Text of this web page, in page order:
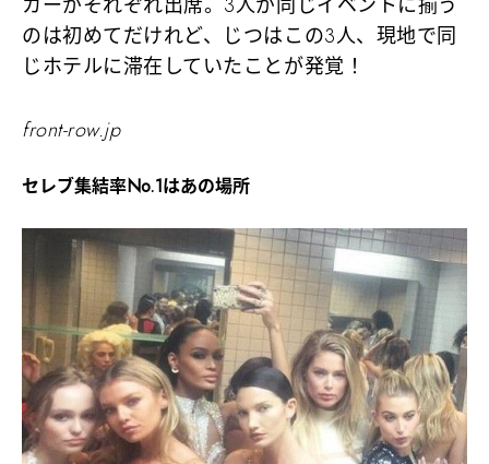
のは初めてだけれど、じつはこの3人、現地で同
じホテルに滞在していたことが発覚！
front-row.jp
セレブ集結率No.1はあの場所